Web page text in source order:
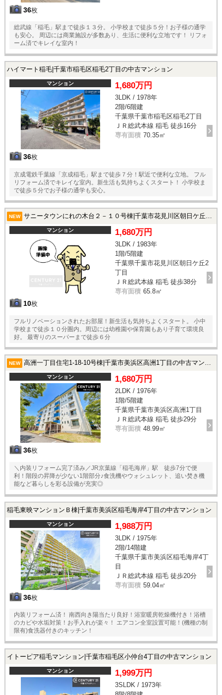
36枚
総武線「稲毛」駅まで徒歩１３分。 小学校まで徒歩５分！お子様の通学
も安心。 周辺には商業施設が多数あり、生活に便利な立地です！ リフォ
ーム済でキレイな室内！
ハイマート稲毛|千葉市稲毛区稲毛2丁目の中古マンション
マンション
36枚
1,680万円
3LDK / 1978年
2階/6階建
千葉県千葉市稲毛区稲毛2丁目
ＪＲ総武本線 稲毛 徒歩16分
専有面積 70.35㎡
京成電鉄千葉線「京成稲毛」駅まで徒歩７分！駅近で便利な立地。 フル
リフォーム済でキレイな室内。新生活も気持ちよくスタート！ 小学校ま
で徒歩５分でお子様の通学も安心。
NEW サニータウンにれの木台２－１０号棟|千葉市花見川区朝日ケ丘2丁目の中古マンション
マンション
10枚
1,680万円
3LDK / 1983年
1階/5階建
千葉県千葉市花見川区朝日ケ丘2
丁目
ＪＲ総武本線 稲毛 徒歩38分
専有面積 65.8㎡
フルリノベーションされたお部屋！新生活も気持ちよくスタート。 小中
学校まで徒歩１０分圏内。周辺には幼稚園や保育園もあり子育て環境良
好。 最寄りのスーパーまで徒歩６分
NEW 高洲一丁目住宅1-18-10号棟|千葉市美浜区高洲1丁目の中古マンション
マンション
36枚
1,680万円
2LDK / 1976年
1階/5階建
千葉県千葉市美浜区高洲1丁目
ＪＲ総武本線 稲毛 徒歩29分
専有面積 48.99㎡
＼内装リフォーム完了済み／JR京葉線「稲毛海岸」駅 徒歩7分で便
利！階段の昇降が少ない1階部分♪食洗機やウォシュレット、追い焚き機
能など暮らしを彩る設備が充実◎
稲毛東映マンションＢ棟|千葉市美浜区稲毛海岸4丁目の中古マンション
マンション
36枚
1,988万円
3LDK / 1975年
2階/14階建
千葉県千葉市美浜区稲毛海岸4丁
目
ＪＲ総武本線 稲毛 徒歩20分
専有面積 59.04㎡
内装リフォーム済！ 南西向き陽当たり良好！浴室暖房乾燥機付き！浴槽
のカビや水垢対策！お手入れが楽々！ エアコン全室設置可能！(機種の制
限有)食洗器付きのキッチン！
イトーピア稲毛マンション|千葉市稲毛区小仲台4丁目の中古マンション
マンション 1,999万円
3SLDK / 1973年